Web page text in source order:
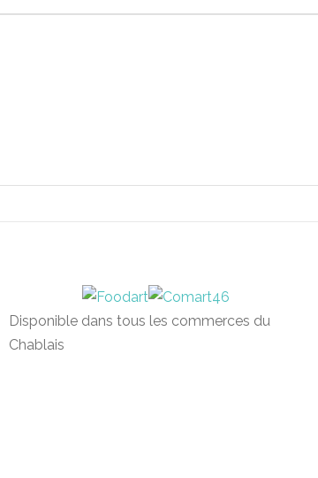
Disponible dans tous les commerces du
Chablais